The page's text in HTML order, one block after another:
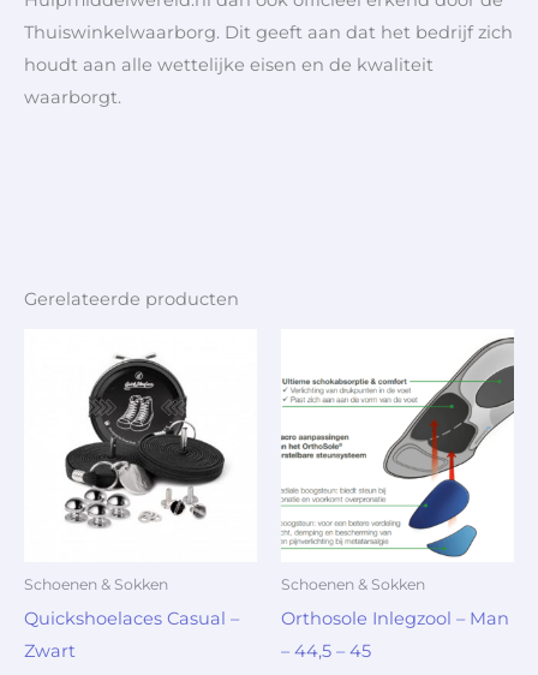
Thuiswinkelwaarborg. Dit geeft aan dat het bedrijf zich
houdt aan alle wettelijke eisen en de kwaliteit
waarborgt.
Gerelateerde producten
Schoenen & Sokken
Quickshoelaces Casual –
Zwart
Schoenen & Sokken
Orthosole Inlegzool – Man
– 44,5 – 45